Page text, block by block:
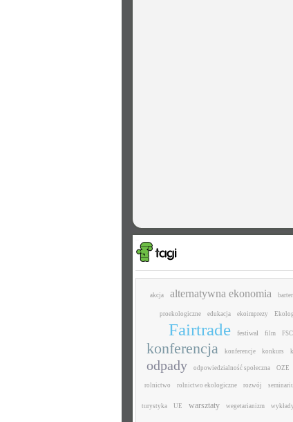
akcja alternatywna ekonomia barter
proekologiczne edukacja ekoimprezy
Fairtrade festiwal film FSC
konferencja konferencje konkurs
odpady odpowiedzialność społeczna OZE
rolnictwo rolnictwo ekologiczne rozwój
turystyka UE warsztaty wegetarianizm wykłady